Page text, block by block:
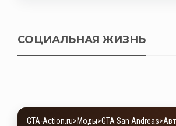
СОЦИАЛЬНАЯ ЖИЗНЬ
GTA-Action.ru>Моды>GTA San Andreas>